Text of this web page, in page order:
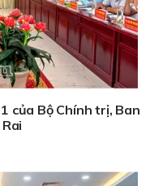
của Bộ Chính trị, Ban